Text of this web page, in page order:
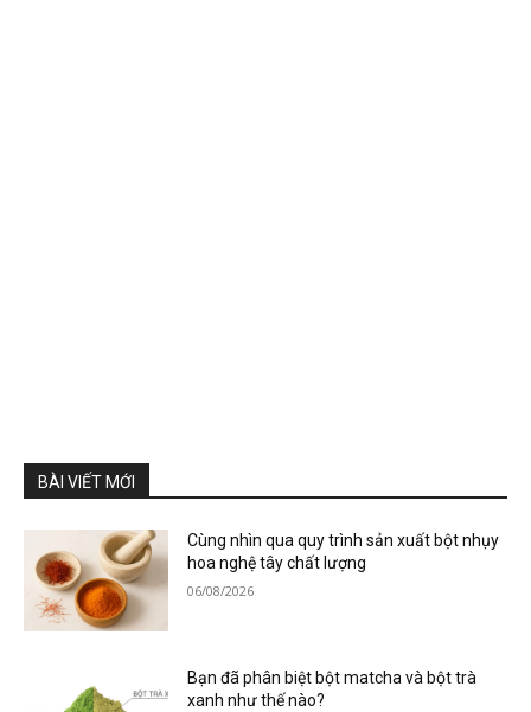
BÀI VIẾT MỚI
Cùng nhìn qua quy trình sản xuất bột nhụy
hoa nghệ tây chất lượng
06/08/2026
Bạn đã phân biệt bột matcha và bột trà
xanh như thế nào?